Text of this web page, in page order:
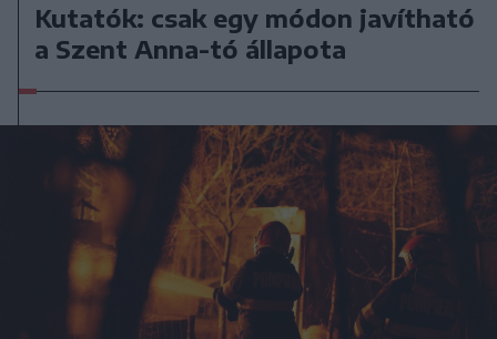
Kutatók: csak egy módon javítható
a Szent Anna-tó állapota